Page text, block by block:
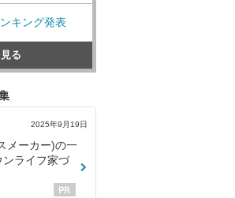
キング発表
る
2025年9月19日
メーカー)の一
ライフ家づ